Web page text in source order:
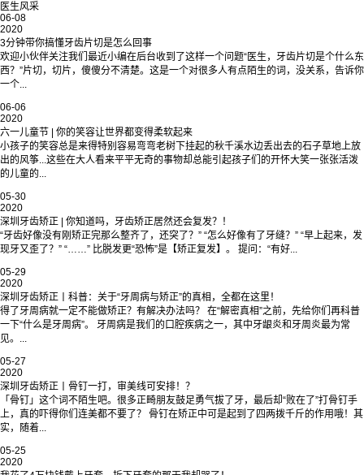
医生风采
06-08
2020
3分钟带你搞懂牙齿片切是怎么回事
欢迎小伙伴关注我们最近小编在后台收到了这样一个问题“医生，牙齿片切是个什么东
西？”片切，切片，傻傻分不清楚。这是一个对很多人有点陌生的词，没关系，告诉你
一个...
06-06
2020
六一儿童节 | 你的笑容让世界都变得柔软起来
小孩子的笑容总是来得特别容易弯弯老树下挂起的秋千溪水边丢出去的石子草地上放
出的风筝...这些在大人看来平平无奇的事物却总能引起孩子们的开怀大笑一张张活泼
的儿童的...
05-30
2020
深圳牙齿矫正 | 你知道吗，牙齿矫正居然还会复发？！
“牙齿好像没有刚矫正完那么整齐了，还突了？” “怎么好像有了牙缝？” “早上起来，发
现牙又歪了？” “……” 比脱发更“恐怖”是【矫正复发】。 提问：“有好...
05-29
2020
深圳牙齿矫正丨科普：关于“牙周病与矫正”的真相，全都在这里！
得了牙周病就一定不能做矫正？有解决办法吗？ 在“解密真相”之前，先给你们再科普
一下“什么是牙周病”。 牙周病是我们的口腔疾病之一，其中牙龈炎和牙周炎最为常
见。...
05-27
2020
深圳牙齿矫正丨骨钉一打，审美线可安排！？
「骨钉」这个词不陌生吧。很多正畸朋友鼓足勇气拔了牙，最后却“败在了”打骨钉手
上，真的吓得你们连美都不要了？ 骨钉在矫正中可是起到了四两拨千斤的作用哦！其
实，随着...
05-25
2020